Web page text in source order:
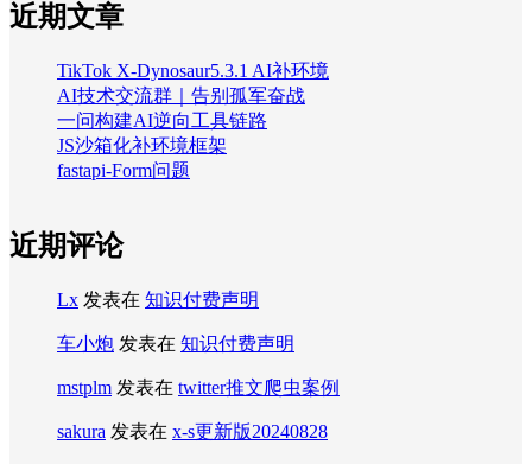
近期文章
TikTok X-Dynosaur5.3.1 AI补环境
AI技术交流群｜告别孤军奋战
一问构建AI逆向工具链路
JS沙箱化补环境框架
fastapi-Form问题
近期评论
Lx 发表在 知识付费声明
车小炮 发表在 知识付费声明
mstplm 发表在 twitter推文爬虫案例
sakura 发表在 x-s更新版20240828